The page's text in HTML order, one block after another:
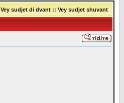
Vey sudjet di dvant :: Vey sudjet shuvant